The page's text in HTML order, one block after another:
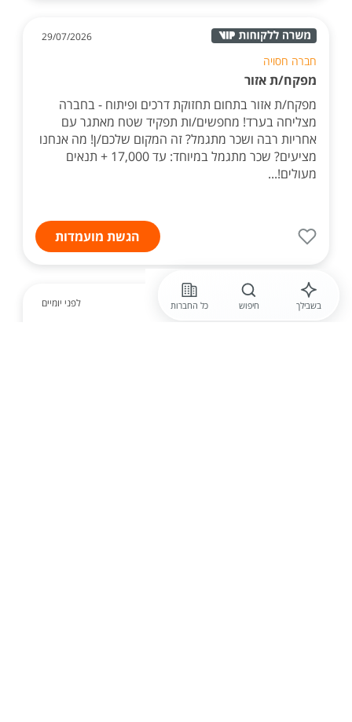
29/07/2026
חברה חסויה
מפקח/ת אזור
מפקח/ת אזור בתחום תחזוקת דרכים ופיתוח - בחברה
מצליחה בערד! מחפשים/ות תפקיד שטח מאתגר עם
אחריות רבה ושכר מתגמל? זה המקום שלכם/ן! מה אנחנו
מציעים? שכר מתגמל במיוחד: עד 17,000 + תנאים
מעולים!...
הגשת מועמדות
לפני יומיים בשבילך חיפוש כל החברות